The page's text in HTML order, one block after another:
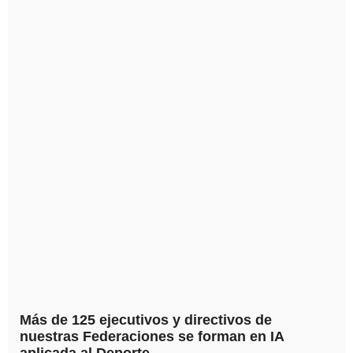
Más de 125 ejecutivos y directivos de
nuestras Federaciones se forman en IA